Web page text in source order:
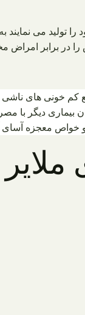
تولید می
در برابر امراض
کم خونی های
بیماری دیگر
معجزه آسای